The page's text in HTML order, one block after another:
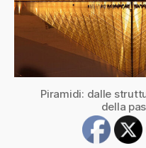
Piramidi: dalle
della